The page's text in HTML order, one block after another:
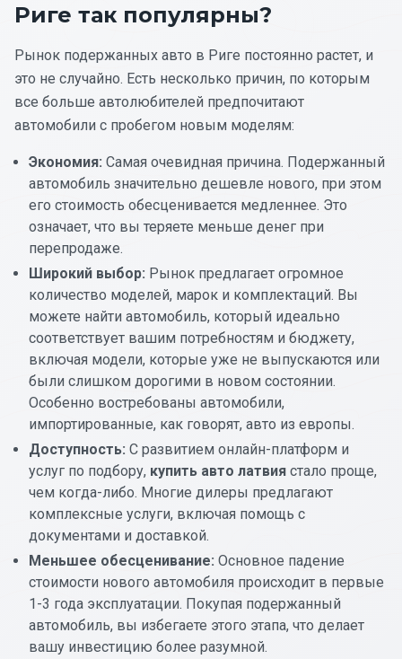
Риге так популярны?
Рынок подержанных авто в Риге постоянно растет, и
это не случайно. Есть несколько причин, по которым
все больше автолюбителей предпочитают
автомобили с пробегом новым моделям:
Экономия: Самая очевидная причина. Подержанный
автомобиль значительно дешевле нового, при этом
его стоимость обесценивается медленнее. Это
означает, что вы теряете меньше денег при
перепродаже.
Широкий выбор: Рынок предлагает огромное
количество моделей, марок и комплектаций. Вы
можете найти автомобиль, который идеально
соответствует вашим потребностям и бюджету,
включая модели, которые уже не выпускаются или
были слишком дорогими в новом состоянии.
Особенно востребованы автомобили,
импортированные, как говорят, авто из европы.
Доступность: С развитием онлайн-платформ и
услуг по подбору, купить авто латвия стало проще,
чем когда-либо. Многие дилеры предлагают
комплексные услуги, включая помощь с
документами и доставкой.
Меньшее обесценивание: Основное падение
стоимости нового автомобиля происходит в первые
1-3 года эксплуатации. Покупая подержанный
автомобиль, вы избегаете этого этапа, что делает
вашу инвестицию более разумной.